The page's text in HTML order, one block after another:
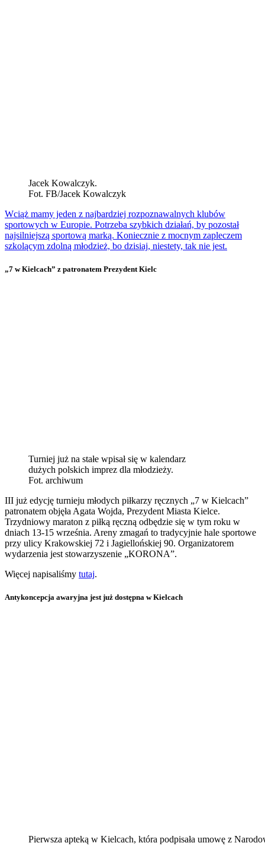
Jacek Kowalczyk.
Fot. FB/Jacek Kowalczyk
Wciąż mamy jeden z najbardziej rozpoznawalnych klubów
sportowych w Europie. Potrzeba szybkich działań, by pozostał
najsilniejszą sportową marką. Koniecznie z mocnym zapleczem
szkolącym zdolną młodzież, bo dzisiaj, niestety, tak nie jest.
„7 w Kielcach” z patronatem Prezydent Kielc
Turniej już na stałe wpisał się w kalendarz
dużych polskich imprez dla młodzieży.
Fot. archiwum
III już edycję turnieju młodych piłkarzy ręcznych „7 w Kielcach”
patronatem objęła Agata Wojda, Prezydent Miasta Kielce.
Trzydniowy maraton z piłką ręczną odbędzie się w tym roku w
dniach 13-15 września. Areny zmagań to tradycyjnie hale sportowe
przy ulicy Krakowskiej 72 i Jagiellońskiej 90. Organizatorem
wydarzenia jest stowarzyszenie „KORONA”.
Więcej napisaliśmy tutaj.
Antykoncepcja awaryjna jest już dostępna w Kielcach
Pierwsza apteką w Kielcach, która podpisała umowę z